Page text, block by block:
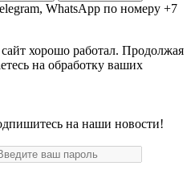
WhatsApp по номеру +7
хорошо работал. Продолжая
на обработку ваших
на наши новости!